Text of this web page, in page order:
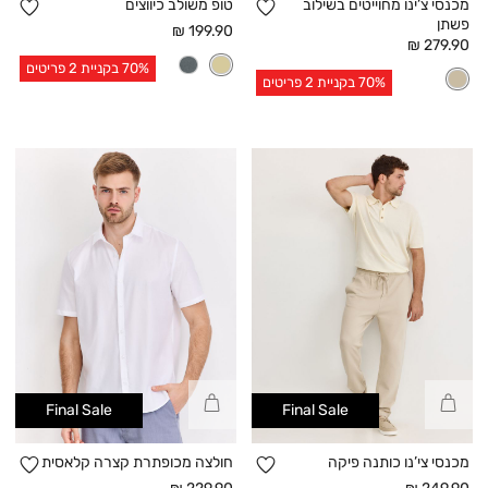
מכנסי צ’ינו מחוייטים בשילוב
פשתן
הוספה
למועדפים
מחיר
אחרי
הנחה
279.90 ₪
70% בקניית 2 פריטים
טופ משולב כיווצים
מחיר
אחרי
הנחה
199.90 ₪
70% בקניית 2 פריטים
Final Sale
קנייה
מהירה
מכנסי צי’נו כותנה פיקה
הוספה
Final Sale
קנייה
מהירה
חולצה מכופתרת קצרה קלאסית